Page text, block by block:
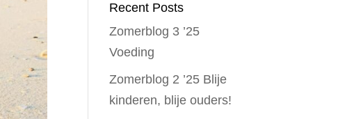
Recent Posts
Zomerblog 3 ’25
Voeding
Zomerblog 2 ’25 Blije
kinderen, blije ouders!